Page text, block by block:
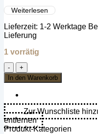
künstlerische Erbe des
Weiterlesen
Lieferzeit: 1-2 Werktage
Lieferung
1 vorrätig
Skulptur
Leopard
aus
verzinktem
Groß
(L)
In den Warenkorb
Zur Wunschliste
entfernen
Produkt-Kategorien